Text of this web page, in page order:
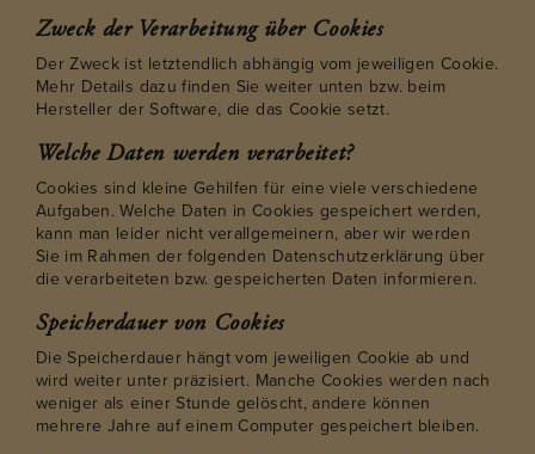
Zweck der Verarbeitung über Cookies
Der Zweck ist letztendlich abhängig vom jeweiligen Cookie.
Mehr Details dazu finden Sie weiter unten bzw. beim
Hersteller der Software, die das Cookie setzt.
Welche Daten werden verarbeitet?
Cookies sind kleine Gehilfen für eine viele verschiedene
Aufgaben. Welche Daten in Cookies gespeichert werden,
kann man leider nicht verallgemeinern, aber wir werden
Sie im Rahmen der folgenden Datenschutzerklärung über
die verarbeiteten bzw. gespeicherten Daten informieren.
Speicherdauer von Cookies
Die Speicherdauer hängt vom jeweiligen Cookie ab und
wird weiter unter präzisiert. Manche Cookies werden nach
weniger als einer Stunde gelöscht, andere können
mehrere Jahre auf einem Computer gespeichert bleiben.